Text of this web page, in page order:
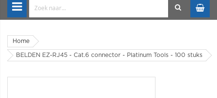
Home
BELDEN EZ-RJ45 - Cat.6 connector - Platinum Tools - 100 stuks